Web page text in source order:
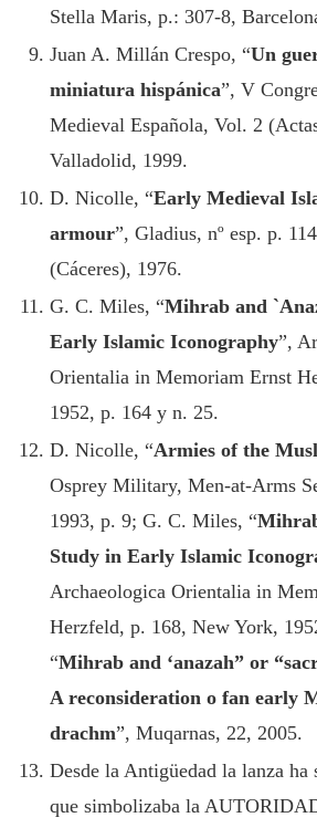
Stella Maris, p.: 307-8,
Juan A. Millán Crespo, “Un
miniatura hispánica”, V
Medieval Española, Vol. 2
Valladolid, 1999.
D. Nicolle, “Early Medieval
armour”, Gladius, nº esp. p.
(Cáceres), 1976.
G. C. Miles, “Mihrab and
Early Islamic Iconography”,
Orientalia in Memoriam Ernst
1952, p. 164 y n. 25.
D. Nicolle, “Armies of the
Osprey Military, Men-at-Arms
1993, p. 9; G. C. Miles, “
Study in Early Islamic
Archaeologica Orientalia in
Herzfeld, p. 168, New York,
“Mihrab and ‘anazah” or
A reconsideration o fan early
drachm”, Muqarnas, 22, 2005.
Desde la Antigüedad la lanza ha
que simbolizaba la